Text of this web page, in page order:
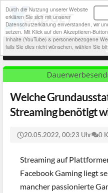
Durch die Nutzung unserer Website
erklären Sie sich mit unserer
Datenschutzerklärung einverstanden, wir
setzen. Mit Klick auf den Akzeptieren-
Inhalte (YouTube) & personenbezogene
falls Sie dies nicht wünschen, wählen Sie
Welche
Streaming benötigt
20.05.2022, 00:23 Uhr 0
Streaming auf
Facebook Gaming liegt
mancher passionierte